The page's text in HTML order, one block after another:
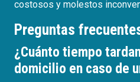
costosos y molestos
Preguntas
¿Cuánto tiempo
domicilio en caso de